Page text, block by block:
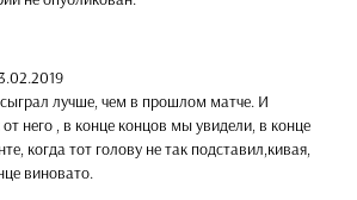
лучше, чем в прошлом матче. И
него , в конце концов мы увидели, в конце
когда тот голову не так подставил,кивая,
виновато.